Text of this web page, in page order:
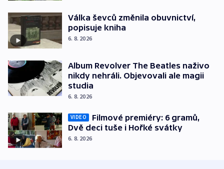
Válka ševců změnila obuvnictví,
popisuje kniha
6. 8. 2026
Album Revolver The Beatles naživo
nikdy nehráli. Objevovali ale magii
studia
6. 8. 2026
VIDEO
Filmové premiéry: 6 gramů,
Dvě deci tuše i Hořké svátky
6. 8. 2026